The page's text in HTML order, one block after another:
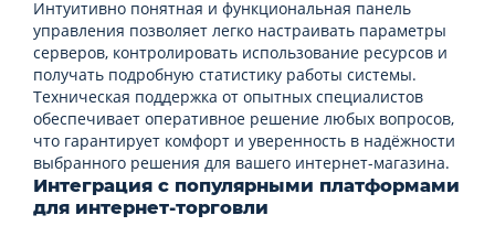
Интуитивно понятная и функциональная панель
управления позволяет легко настраивать параметры
серверов, контролировать использование ресурсов и
получать подробную статистику работы системы.
Техническая поддержка от опытных специалистов
обеспечивает оперативное решение любых вопросов,
что гарантирует комфорт и уверенность в надёжности
выбранного решения для вашего интернет-магазина.
Интеграция с популярными платформами
для интернет-торговли